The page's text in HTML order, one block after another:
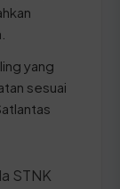
yang
sesuai
STNK